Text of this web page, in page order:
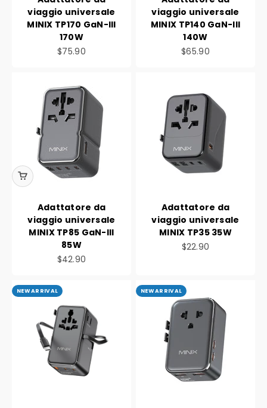
viaggio universale
MINIX TP170 GaN-III
170W
Prezzo scontato
$75.90
viaggio universale
MINIX TP140 GaN-III
140W
Prezzo scontato
$65.90
Adattatore da
viaggio universale
MINIX TP85 GaN-III
85W
Prezzo scontato
$42.90
Adattatore da
viaggio universale
MINIX TP35 35W
Prezzo scontato
$22.90
NEW ARRIVAL NEW ARRIVAL